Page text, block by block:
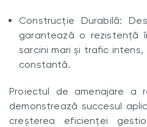
Construcție Durabilă:
garantează o rezistență
sarcini mari și trafic
constantă.
Proiectul de amenajare a
demonstrează succesul
creșterea eficienței